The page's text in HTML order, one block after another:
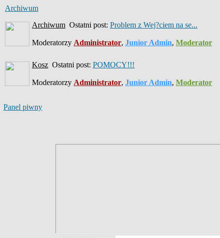
Archiwum
Archiwum Ostatni post: Problem z Wej?ciem na se...
Moderatorzy Administrator, Junior Admin, Moderator
Kosz Ostatni post: POMOCY!!!
Moderatorzy Administrator, Junior Admin, Moderator
Panel piwny